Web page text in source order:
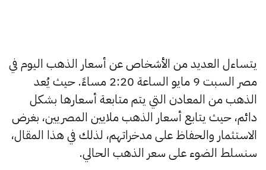
يتساءل العديد من الأشخاص عن أسعار الذهب اليوم في
مصر السبت 9 مايو الساعة 2:20 مساءً. حيث يُعد
الذهب من المعادن التي يتم متابعة أسعارها بشكل
دائم، حيث يتابع أسعار الذهب ملايين المصريين، بغرض
الاستثمار والحفاظ على مدخراتهم، لذلك في هذا المقال،
سنسلط الضوء على سعر الذهب الحالي.